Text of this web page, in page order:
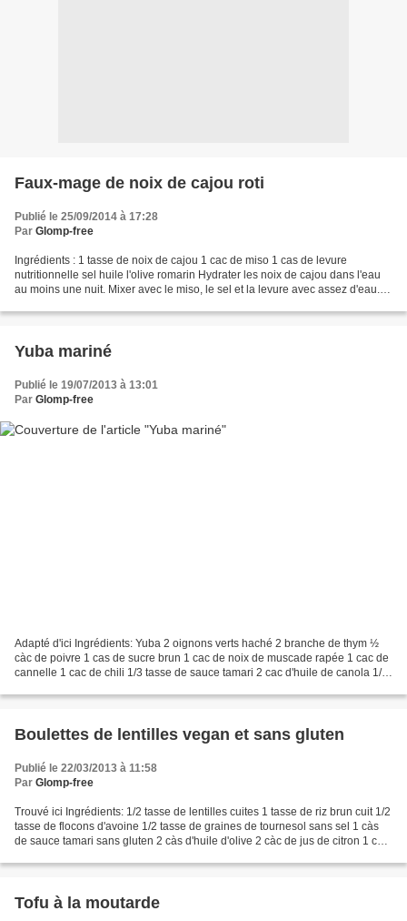
Faux-mage de noix de cajou roti
Publié le 25/09/2014 à 17:28
Par Glomp-free
Ingrédients : 1 tasse de noix de cajou 1 cac de miso 1 cas de levure
nutritionnelle sel huile l'olive romarin Hydrater les noix de cajou dans l'eau
au moins une nuit. Mixer avec le miso, le sel et la levure avec assez d'eau.
Yuba mariné
Publié le 19/07/2013 à 13:01
Par Glomp-free
Adapté d'ici Ingrédients: Yuba 2 oignons verts haché 2 branche de thym ½
càc de poivre 1 cas de sucre brun 1 cac de noix de muscade rapée 1 cac de
cannelle 1 cac de chili 1/3 tasse de sauce tamari 2 cac d'huile de canola 1/4
Boulettes de lentilles vegan et sans gluten
Publié le 22/03/2013 à 11:58
Par Glomp-free
Trouvé ici Ingrédients: 1/2 tasse de lentilles cuites 1 tasse de riz brun cuit 1/2
tasse de flocons d'avoine 1/2 tasse de graines de tournesol sans sel 1 càs
de sauce tamari sans gluten 2 càs d'huile d'olive 2 càc de jus de citron 1 càc
Tofu à la moutarde